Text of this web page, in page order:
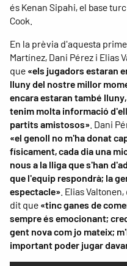
és Kenan Sipahi, el base
Cook.
En la prèvia d'aquesta
Martínez, Dani Pérez i Elias
que «els jugadors estaran
lluny del nostre millor
encara estaran també
tenim molta informació
partits amistosos» . Dani
«el genoll no m'ha donat
físicament, cada dia una
nous a la lliga que s'han
que l'equip respondrà; la
espectacle» . Elias
dit que «tinc ganes de
sempre és emocionant;
gent nova com jo mateix;
important poder jugar